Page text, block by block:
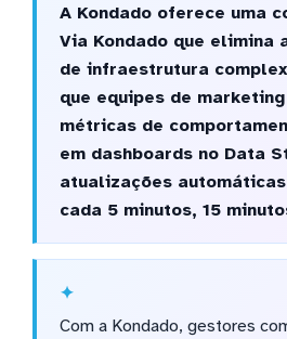
A Kondado oferece uma
Via Kondado que elimina
de infraestrutura
que equipes de
métricas de
em dashboards no Data
atualizações
cada 5 minutos, 15
Com a Kondado, gestores